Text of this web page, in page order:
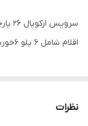
سرویس ارکوپال ۲۶ پارچه صادراتی
اقلام شامل ۶ پلو ۶خورش ۶ پیش دست ۶پیاله ۱ کاسه سالاد ۱ دیس
نظرات